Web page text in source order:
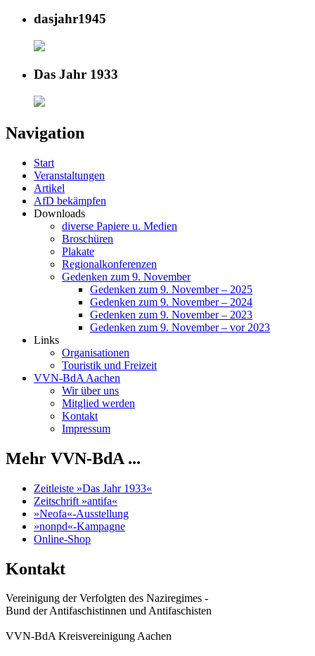
dasjahr1945
Das Jahr 1933
Navigation
Start
Veranstaltungen
Artikel
AfD bekämpfen
Downloads
diverse Papiere u. Medien
Broschüren
Plakate
Regionalkonferenzen
Gedenken zum 9. November
Gedenken zum 9. November – 2025
Gedenken zum 9. November – 2024
Gedenken zum 9. November – 2023
Gedenken zum 9. November – vor 2023
Links
Organisationen
Touristik und Freizeit
VVN-BdA Aachen
Wir über uns
Mitglied werden
Kontakt
Impressum
Mehr VVN-BdA ...
Zeitleiste »Das Jahr 1933«
Zeitschrift »antifa«
»Neofa«-Ausstellung
»nonpd«-Kampagne
Online-Shop
Kontakt
Vereinigung der Verfolgten des Naziregimes -
Bund der Antifaschistinnen und Antifaschisten
VVN-BdA Kreisvereinigung Aachen